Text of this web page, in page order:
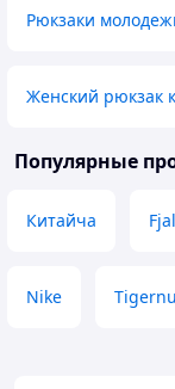
Рюкзаки
Женский рюкзак
Популярные
Китайча
Nike Tigernu